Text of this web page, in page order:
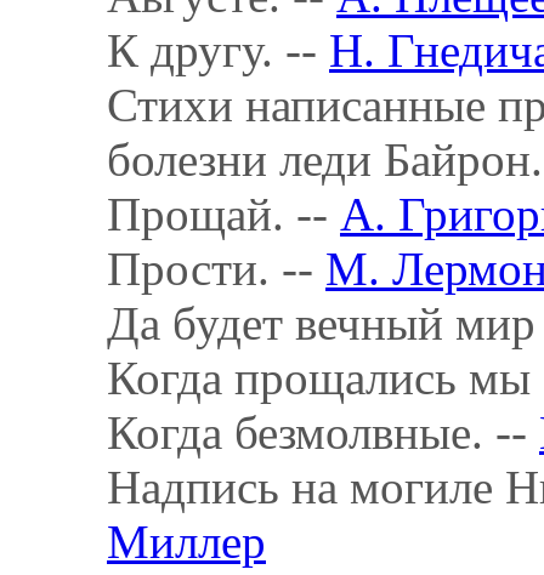
К другу. -- Н.
Стихи написанные
болезни леди
Прощай. -- А.
Прости. -- М.
Да будет вечный
Когда прощались
Когда безмолвные. --
Надпись на могиле
Миллер